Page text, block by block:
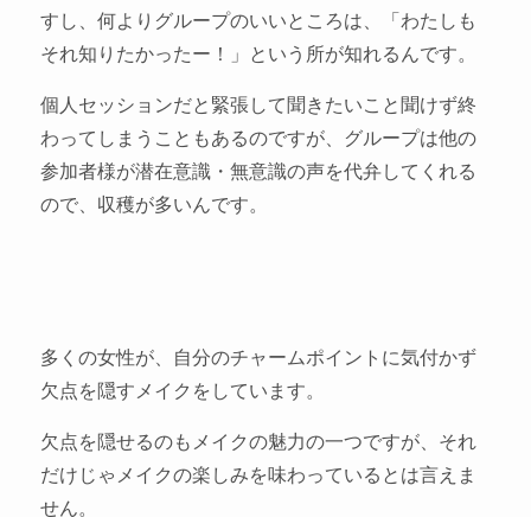
すし、何よりグループのいいところは、「わたしも
それ知りたかったー！」という所が知れるんです。
個人セッションだと緊張して聞きたいこと聞けず終
わってしまうこともあるのですが、グループは他の
参加者様が潜在意識・無意識の声を代弁してくれる
ので、収穫が多いんです。
多くの女性が、自分のチャームポイントに気付かず
欠点を隠すメイクをしています。
欠点を隠せるのもメイクの魅力の一つですが、それ
だけじゃメイクの楽しみを味わっているとは言えま
せん。